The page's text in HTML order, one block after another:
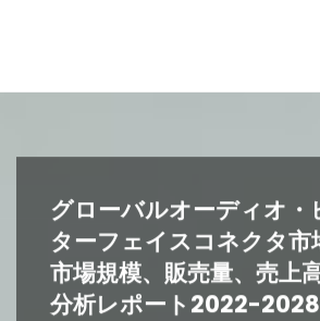
グローバルオーディオ・
ターフェイスコネクタ市
市場規模、販売量、売上
分析レポート2022-2028